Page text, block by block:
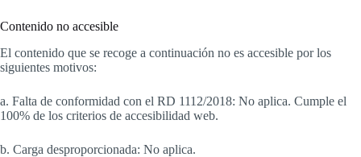
Contenido no accesible
El contenido que se recoge a continuación no es accesible por los
siguientes motivos:
a. Falta de conformidad con el RD 1112/2018: No aplica. Cumple el
100% de los criterios de accesibilidad web.
b. Carga desproporcionada: No aplica.